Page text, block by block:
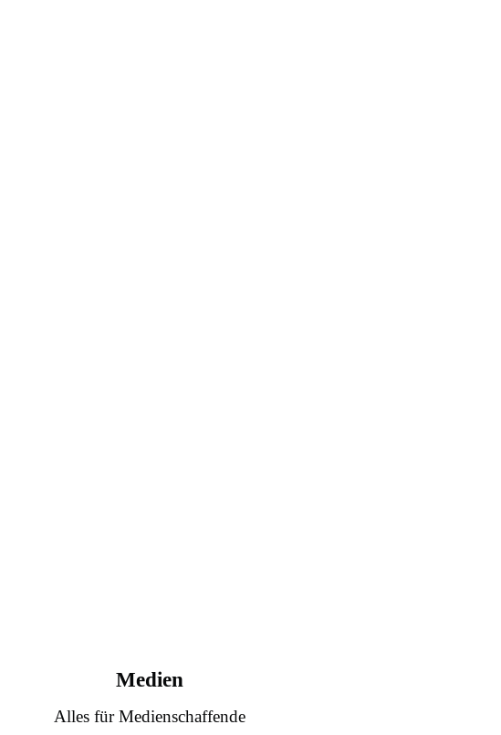
Medien
Alles für Medienschaffende